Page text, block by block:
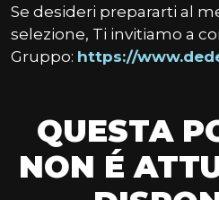
Se desideri prepararti al
selezione, Ti invitiamo a
Gruppo: https://
QUESTA
NON É